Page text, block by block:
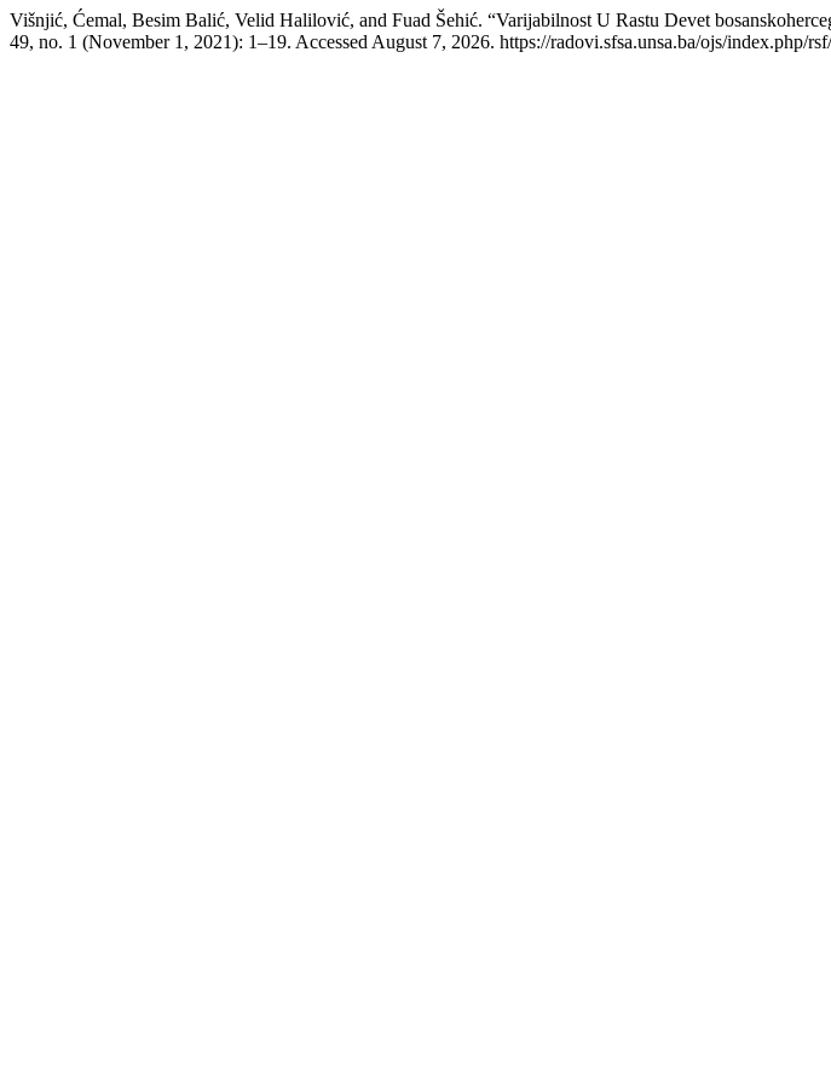
Višnjić, Ćemal, Besim Balić, Velid Halilović, and Fuad Šehić. “Varijabilnost U Rastu Devet
49, no. 1 (November 1, 2021): 1–19. Accessed August 7, 2026. https://radovi.sfsa.unsa.ba/ojs/index.php/